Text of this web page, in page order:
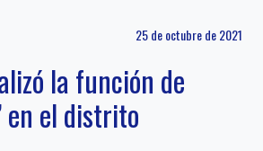
25 de octubre de 2021
la función de
en el distrito